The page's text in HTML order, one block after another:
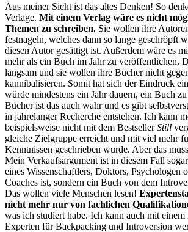
Aus meiner Sicht ist das altes Denken! So
Verlage. Mit einem Verlag wäre es nicht
Themen zu schreiben. Sie wollen ihre
festnageln, welches dann so lange geschröpft
diesen Autor gesättigt ist. Außerdem wäre es
mehr als ein Buch im Jahr zu veröffentlichen.
langsam und sie wollen ihre Bücher nicht
kannibalisieren. Somit hat sich der Eindruck
würde mindestens ein Jahr dauern, ein Buch
Bücher ist das auch wahr und es gibt
in jahrelanger Recherche entstehen. Ich kann
beispielsweise nicht mit dem BestsellerStill
gleiche Zielgruppe erreicht und mit viel mehr
Kenntnissen geschrieben wurde. Aber das
Mein Verkaufsargument ist in diesem Fall
eines Wissenschaftlers, Doktors, Psychologen
Coaches ist, sondern ein Buch von dem
Das wollen viele Menschen lesen!
nicht mehr nur von fachlichen
was ich studiert habe. Ich kann auch mit
Experten für Backpacking und Introversion